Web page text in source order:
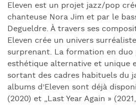
Eleven est un projet jazz/pop
chanteuse Nora Jim et par le
Degueldre. À travers ses
Eleven crée un univers
surprenant. La formation en duo
esthétique alternative et unique
sortant des cadres habituels du
albums d’Eleven sont déjà
(2020) et „Last Year Again »